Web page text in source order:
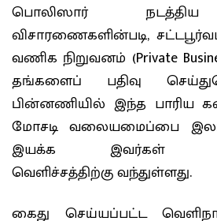
பொலிஸார்
விசாரணைகளின்படி,
வணிக நிறுவனம் (Private
தங்களைப் பதிவு
பின்னணியில் இந்த பாரிய
மோசடி வலையமைப்பை
இயக்க இவர்கள்
வெளிச்சத்திற்கு வந்துள்ளது.
கைது செய்யப்பட்ட